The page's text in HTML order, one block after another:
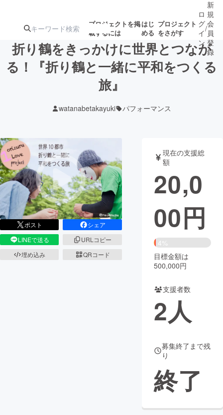
プロジェクトを掲
載するには
はじ
める
プロジェクト
をさがす
注目の新着プロ
テクノロジー・ガジェット
映像・映画 書籍・雑誌
ビジネス・起業 チャレンジ
まちづくり・地域活性化
CAMPFIRE Creation
コミュニティ
ロ
グ
イ
ン
/
新
規
会
員
登
録
折り鶴をきっかけに世界とつなが
る！『折り鶴と一緒に平和をつくる
旅』
watanabetakayuki パフォーマンス
ポスト
シェア
LINEで送る
URLコピー
埋め込み
QRコード
現在の支援総
額
20,0
00円
4%
目標金額は
500,000円
支援者数
2人
募集終了まで残
り
終了